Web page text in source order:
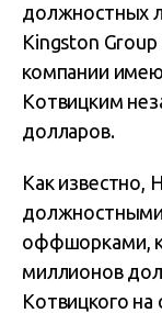
должностных
Kingston Group
компании
Котвицким
долларов.
Как известно,
оффшорками,
миллионов
Котвицкого на